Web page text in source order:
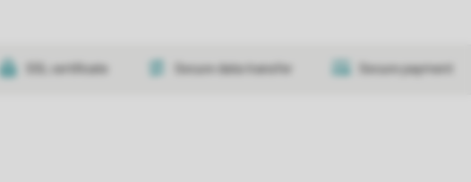
SSL certificate Secure data transfer Secure payment